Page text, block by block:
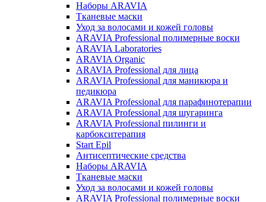
Наборы ARAVIA
Тканевые маски
Уход за волосами и кожей головы
ARAVIA Professional полимерные воски
ARAVIA Laboratories
ARAVIA Organic
ARAVIA Professional для лица
ARAVIA Professional для маникюра и
педикюра
ARAVIA Professional для парафинотерапии
ARAVIA Professional для шугаринга
ARAVIA Professional пилинги и
карбокситерапия
Start Epil
Антисептические средства
Наборы ARAVIA
Тканевые маски
Уход за волосами и кожей головы
ARAVIA Professional полимерные воски